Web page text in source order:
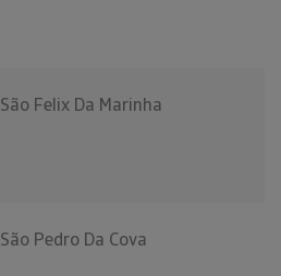
São Felix Da Marinha
São Pedro Da Cova